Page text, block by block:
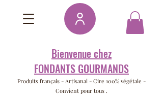
Bienvenue chez
FONDANTS GOURMANDS
Produits français - Artisanal - Cire 100% végétale -
Convient pour tous .